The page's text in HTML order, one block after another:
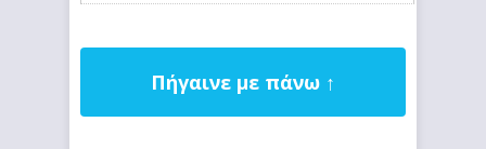
Πήγαινε με πάνω ↑